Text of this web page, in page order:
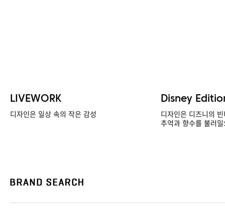
LIVEWORK
디자인은 일상 속의 작은 감성
Disney
디자인은 디즈니의
추억과 향수를 불러